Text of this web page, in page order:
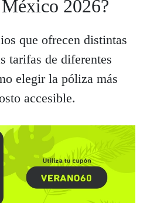
2026?
que ofrecen distintas
tarifas de diferentes
elegir la póliza más
accesible.